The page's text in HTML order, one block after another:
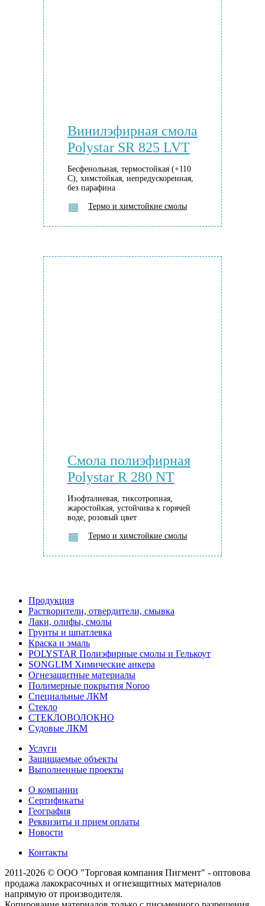
Винилэфирная смола
Polystar SR 825 LVT
Бесфенольная, термостойкая (+110
С), химстойкая, непредускоренная,
без парафина
Термо и химстойкие смолы
Смола полиэфирная
Polystar R 280 NT
Изофталиевая, тиксотропная,
жаростойкая, устойчива к горячей
воде, розовый цвет
Термо и химстойкие смолы
Продукция
Растворители, отвердители, смывка
Лаки, олифы, смолы
Грунты и шпатлевка
Краска и эмаль
POLYSTAR Полиэфирные смолы и Гелькоут
SONGLIM Химические анкера
Огнезащитные материалы
Полимерные покрытия Noroo
Специальные ЛКМ
Стекло
СТЕКЛОВОЛОКНО
Судовые ЛКМ
Услуги
Защищаемые объекты
Выполненные проекты
О компании
Сертификаты
География
Реквизиты и прием оплаты
Новости
Контакты
2011-2026 © ООО "Торговая компания Пигмент" - оптовова
продажа лакокрасочных и огнезащитных материалов
напрямую от производителя.